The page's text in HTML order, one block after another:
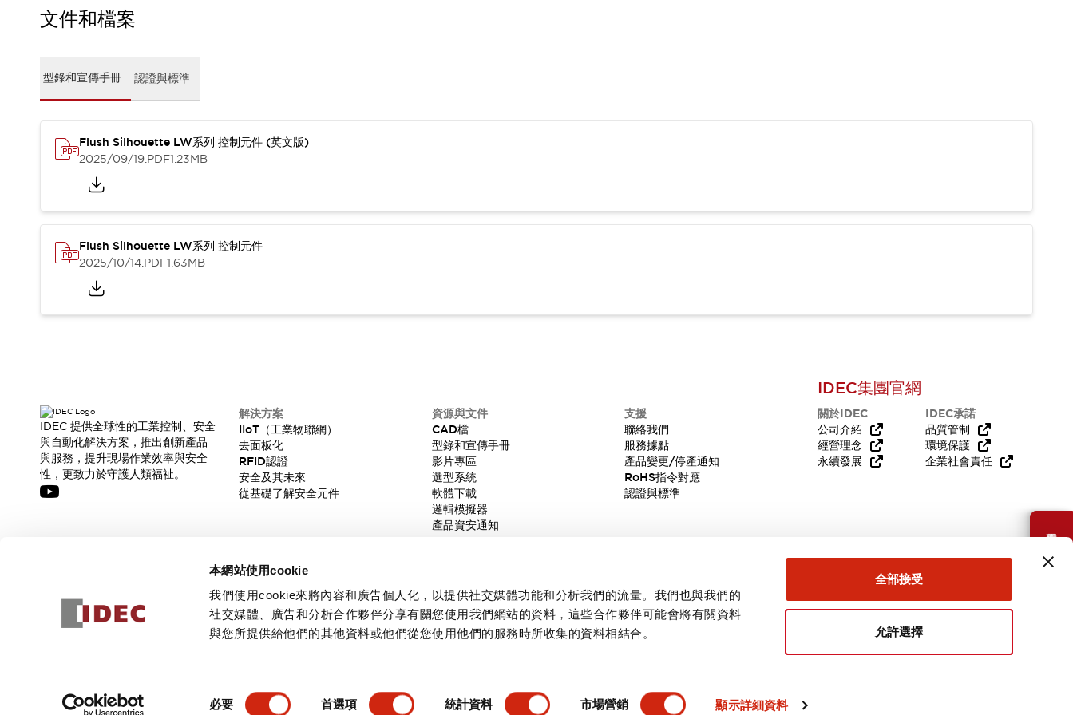
本網站使用cookie
我們使用cookie來將內容和廣告個人化，以提供社交媒體功能和分析我們的流量。我們也與我們的
社交媒體、廣告和分析合作夥伴分享有關您使用我們網站的資料，這些合作夥伴可能會將有關資料
與您所提供給他們的其他資料或他們從您使用他們的服務時所收集的資料相結合。
必要 首選項 統計資料 市場營銷 顯示詳細資料
全部接受
允許選擇
型錄和宣傳手冊
軟體下載
邏輯模擬器
產品資安通知
服務據點
產品變更/停產通知
需要幫助嗎？
文件和檔案
型錄和宣傳手冊 認證與標準
Flush Silhouette LW系列 控制元件 (英文版)
2025/09/19.PDF1.23MB
Flush Silhouette LW系列 控制元件
2025/10/14.PDF1.63MB
產品詳情 主要特點 規格 文件和檔案
IDEC 提供全球性的工業控制、安全
與自動化解決方案，推出創新產品
與服務，提升現場作業效率與安全
性，更致力於守護人類福祉。
解決方案
IIoT（工業物聯網）
去面板化
RFID認證
安全及其未來
從基礎了解安全元件
資源與文件
CAD檔
型錄和宣傳手冊
影片專區
選型系統
軟體下載
邏輯模擬器
產品資安通知
支援
聯絡我們
服務據點
產品變更/停產通知
RoHS指令對應
認證與標準
IDEC集團官網
關於IDEC
公司介紹
經營理念
永續發展
IDEC承諾
品質管制
環境保護
企業社會責任
訂閱
隱私權政策使用條款 台灣